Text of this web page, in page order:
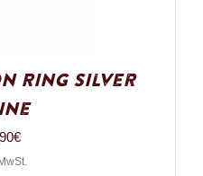
Ring Silver
€